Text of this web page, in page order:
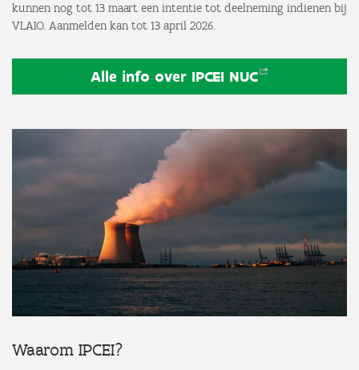
kunnen nog tot 13 maart een intentie tot deelneming indienen bij
VLAIO. Aanmelden kan tot 13 april 2026.
Alle info over IPCEI NUC
Waarom IPCEI?